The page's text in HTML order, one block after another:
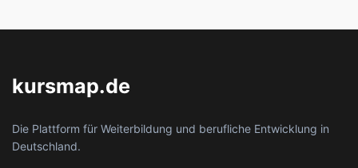
kursmap.de
Die Plattform für Weiterbildung und berufliche Entwicklung in
Deutschland.